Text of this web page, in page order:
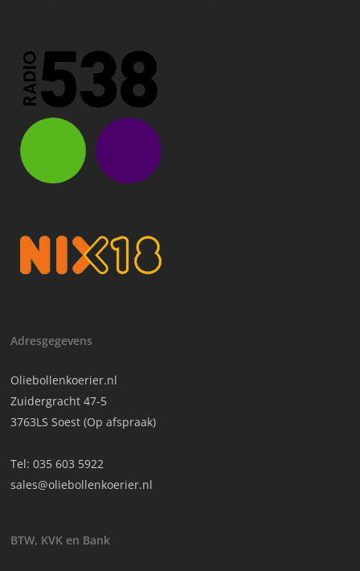
Adresgegevens
Oliebollenkoerier.nl
Zuidergracht 47-5
3763LS Soest (Op afspraak)
Tel:035 603 5922
sales@oliebollenkoerier.nl
BTW, KVK en Bank